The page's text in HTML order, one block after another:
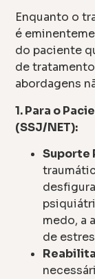
Enquanto o
é
do paciente
de
abordagens
1. Para o
(SSJ/NET):
Suporte
medo, a
de